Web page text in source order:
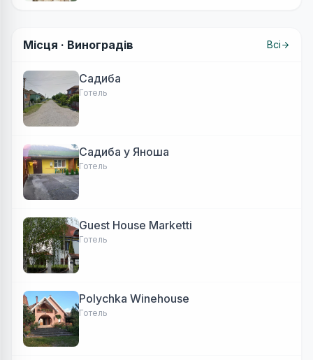
Місця · Виноградів Всі
Садиба
Готель
Садиба у Яноша
Готель
Guest House Marketti
Готель
Polychka Winehouse
Готель